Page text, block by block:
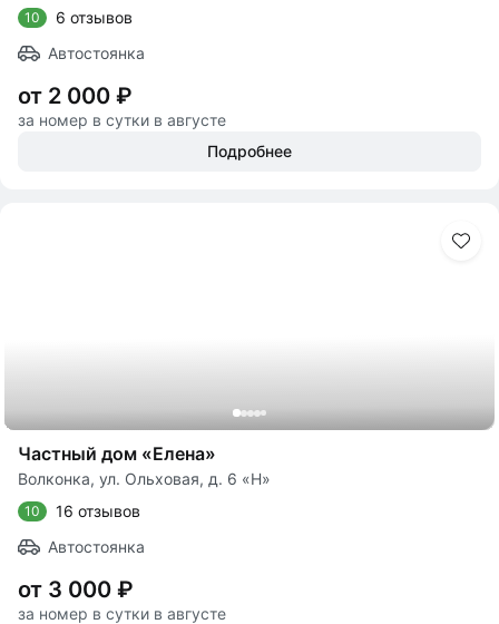
10
6 отзывов
Автостоянка
от 2 000 ₽
за номер в сутки в августе
Подробнее
Частный дом «Елена»
Волконка, ул. Ольховая, д. 6 «Н»
10
16 отзывов
Автостоянка
от 3 000 ₽
за номер в сутки в августе